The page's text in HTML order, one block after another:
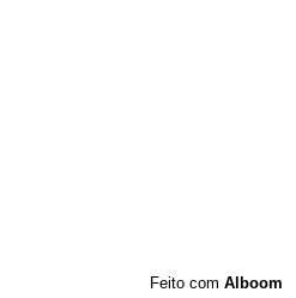
Feito com Alboom